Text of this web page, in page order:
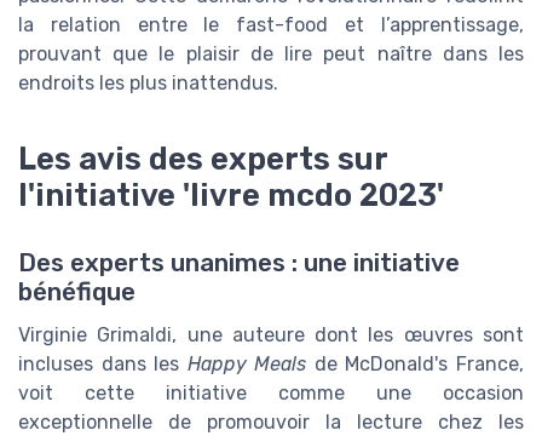
la relation entre le fast-food et l’apprentissage,
prouvant que le plaisir de lire peut naître dans les
endroits les plus inattendus.
Les avis des experts sur
l'initiative 'livre mcdo 2023'
Des experts unanimes : une initiative
bénéfique
Virginie Grimaldi, une auteure dont les œuvres sont
incluses dans les Happy Meals de McDonald's France,
voit cette initiative comme une occasion
exceptionnelle de promouvoir la lecture chez les